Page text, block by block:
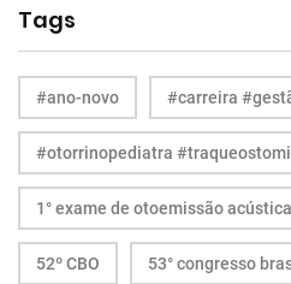
Tags
#ano-novo #carreira
#otorrinopediatra
1° exame de otoemissão acústica
52º CBO 53° congresso